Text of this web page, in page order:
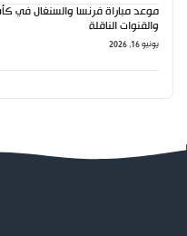
والقنوات الناقلة
يونيو 16, 2026